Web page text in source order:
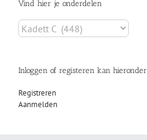
Vind hier je onderdelen
Inloggen of registeren kan hieronder
Registreren
Aanmelden